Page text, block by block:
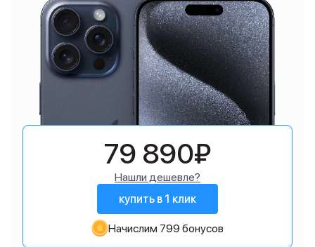
79 890₽
Нашли дешевле?
купить в 1 клик
Начислим 799 бонусов